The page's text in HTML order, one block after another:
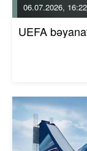
06.07.2026, 16:22
UEFA